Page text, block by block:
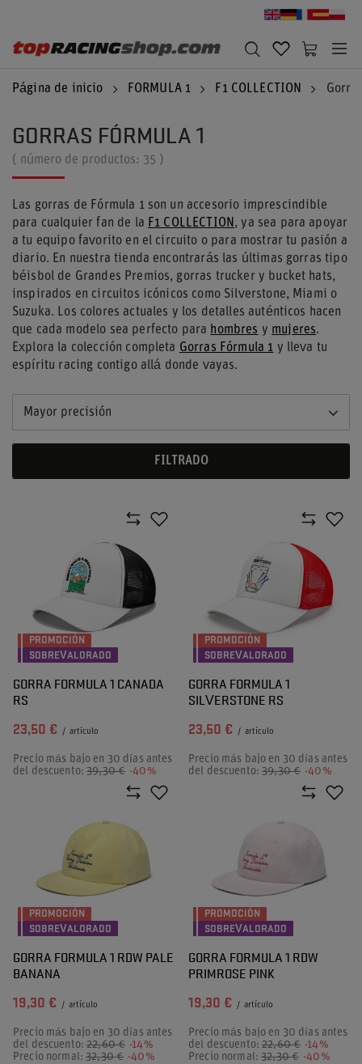
Página de inicio FORMULA 1 F1 COLLECTION
GORRAS FÓRMULA 1
( número de productos: 35 )
Las gorras de Fórmula 1 son un accesorio imprescindible
para cualquier fan de la F1 COLLECTION , ya sea para apoyar
a tu equipo favorito en el circuito o para mostrar tu pasión a
diario. En nuestra tienda encontrarás las últimas gorras tipo
béisbol de Grandes Premios, gorras trucker y bucket hats,
inspirados en circuitos icónicos como Silverstone, Miami o
Suzuka. Los colores actuales y los detalles auténticos hacen
que cada modelo sea perfecto para hombres y mujeres.
Explora la colección completa Gorras Fórmula 1 y lleva tu
espíritu racing contigo allá donde vayas.
Mayor precisión
FILTRADO
PROMOCIÓN
SOBREVALORADO
GORRA FORMULA 1 CANADA
RS
23,50 € / artículo
Precio más bajo en 30 días antes
del descuento:39,30 € -40%
PROMOCIÓN
SOBREVALORADO
GORRA FORMULA 1
SILVERSTONE RS
23,50 € / artículo
Precio más bajo en 30 días antes
del descuento:39,30 € -40%
PROMOCIÓN
SOBREVALORADO
GORRA FORMULA 1 RDW PALE
BANANA
19,30 € / artículo
Precio más bajo en 30 días antes
del descuento:22,60 € -14%
Precio normal:32,30 € -40%
PROMOCIÓN
SOBREVALORADO
GORRA FORMULA 1 RDW
PRIMROSE PINK
19,30 € / artículo
Precio más bajo en 30 días antes
del descuento:22,60 € -14%
Precio normal:32,30 € -40%